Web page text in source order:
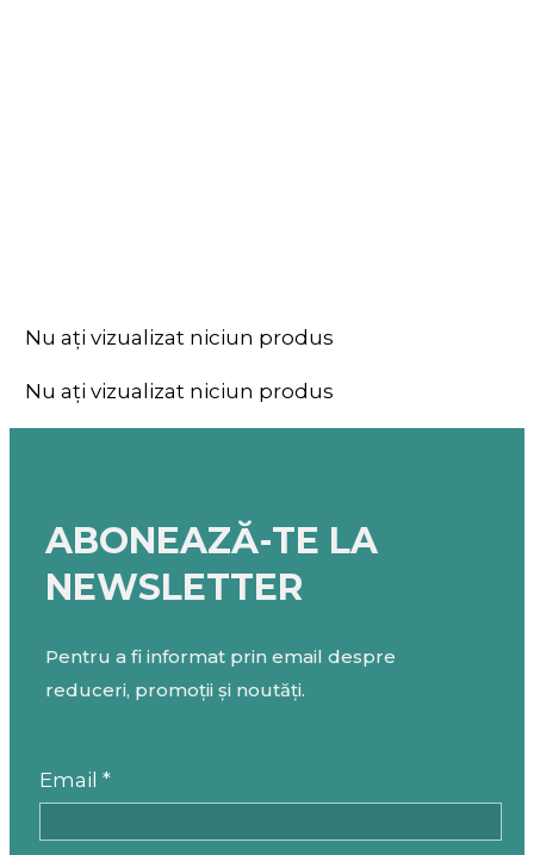
Nu ați vizualizat niciun produs
Nu ați vizualizat niciun produs
ABONEAZĂ-TE LA
NEWSLETTER
Pentru a fi informat prin email despre
reduceri, promoții și noutăți.
Email *